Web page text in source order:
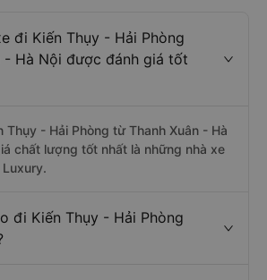
đi Kiến Thụy - Hải Phòng
- Hà Nội được đánh giá tốt
Thụy - Hải Phòng từ Thanh Xuân - Hà
chất lượng tốt nhất là những nhà xe
đi Kiến Thụy - Hải Phòng